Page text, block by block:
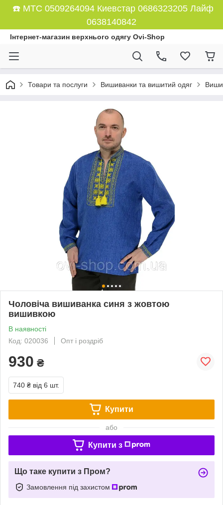
☎️ МТС 0509264094 Киевстар 0686323205 Лайф
0638140842
Інтернет-магазин верхнього одягу Ovi-Shop
Товари та послуги Вишиванки та вишитий одяг
Чоловіча вишиванка синя з жовтою
вишивкою
В наявності
Код: 020036
Опт і роздріб
930 ₴
740 ₴ від 6 шт.
Купити
або
Купити з
Що таке купити з Пром?
Замовлення під захистом